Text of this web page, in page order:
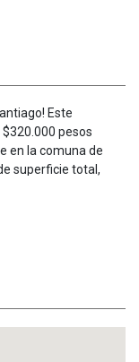
Este
pesos
en la comuna de
superficie total,
El
de servicios